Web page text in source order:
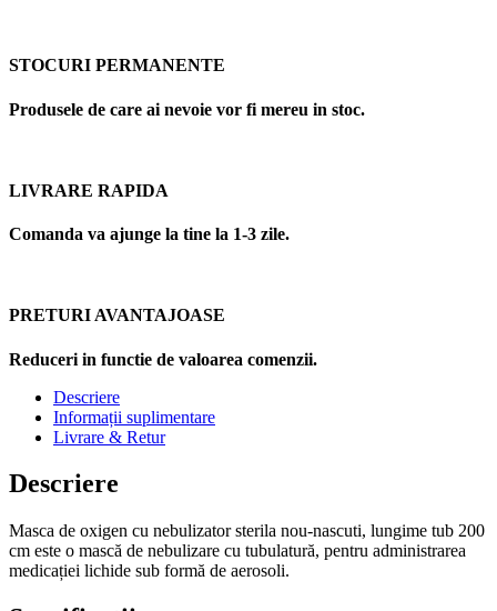
STOCURI PERMANENTE
Produsele de care ai nevoie vor fi mereu in stoc.
LIVRARE RAPIDA
Comanda va ajunge la tine la 1-3 zile.
PRETURI AVANTAJOASE
Reduceri in functie de valoarea comenzii.
Descriere
Informații suplimentare
Livrare & Retur
Descriere
Masca de oxigen cu nebulizator sterila nou-nascuti, lungime tub 200
cm este o mască de nebulizare cu tubulatură, pentru administrarea
medicației lichide sub formă de aerosoli.